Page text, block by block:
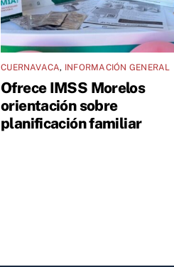
CUERNAVACA, INFORMACIÓN GENERAL
Ofrece IMSS Morelos
orientación sobre
planificación familiar